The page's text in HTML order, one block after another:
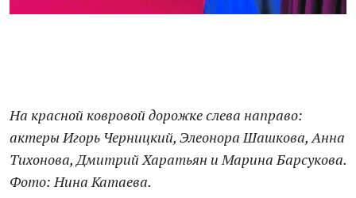
На красной ковровой дорожке слева направо:
актеры Игорь Черницкий, Элеонора Шашкова, Анна
Тихонова, Дмитрий Харатьян и Марина Барсукова.
Фото: Нина Катаева.